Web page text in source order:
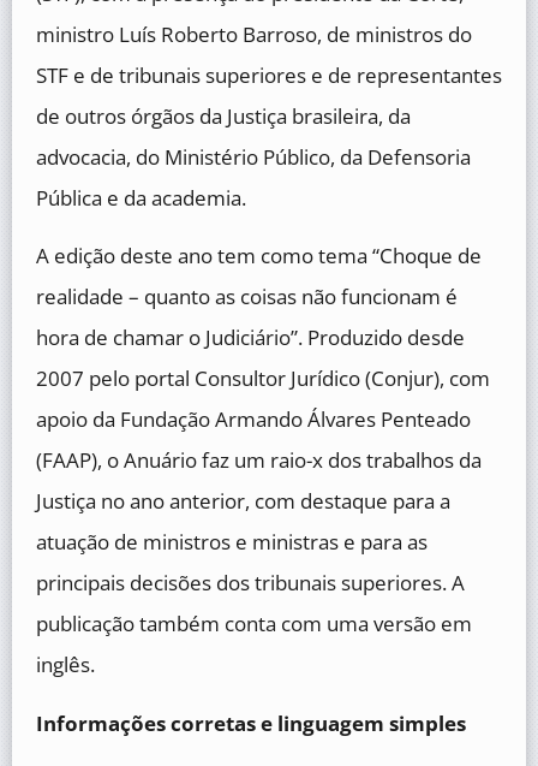
ministro Luís Roberto Barroso, de ministros do
STF e de tribunais superiores e de representantes
de outros órgãos da Justiça brasileira, da
advocacia, do Ministério Público, da Defensoria
Pública e da academia.
A edição deste ano tem como tema “Choque de
realidade – quanto as coisas não funcionam é
hora de chamar o Judiciário”. Produzido desde
2007 pelo portal Consultor Jurídico (Conjur), com
apoio da Fundação Armando Álvares Penteado
(FAAP), o Anuário faz um raio-x dos trabalhos da
Justiça no ano anterior, com destaque para a
atuação de ministros e ministras e para as
principais decisões dos tribunais superiores. A
publicação também conta com uma versão em
inglês.
Informações corretas e linguagem simples